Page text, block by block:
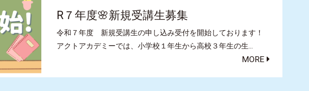
R７年度🌸新規受講生募集
令和７年度 新規受講生の申し込み受付を開始しております！
アクトアカデミーでは、小学校１年生から高校３年生の生…
MORE